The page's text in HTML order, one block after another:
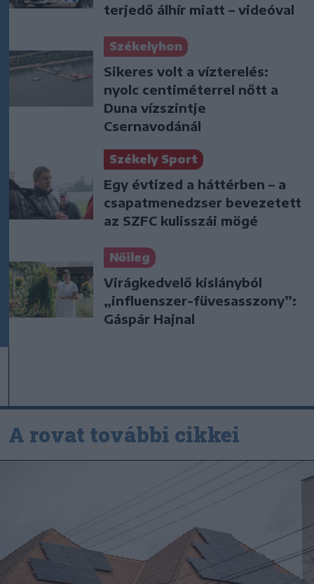
terjedő álhír miatt – videóval
Székelyhon
Sikeres volt a vízterelés:
nyolc centiméterrel nőtt a
Duna vízszintje
Csernavodánál
Székely Sport
Egy évtized a háttérben – a
csapatmenedzser bevezetett
az SZFC kulisszái mögé
Nőileg
Virágkedvelő kislányból
„influenszer-füvesasszony”:
Gáspár Hajnal
A rovat további cikkei